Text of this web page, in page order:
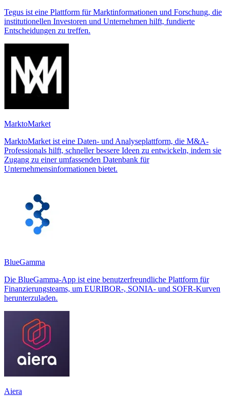
Tegus ist eine Plattform für Marktinformationen und Forschung, die
institutionellen Investoren und Unternehmen hilft, fundierte
Entscheidungen zu treffen.
MarktoMarket
MarktoMarket ist eine Daten- und Analyseplattform, die M&A-
Professionals hilft, schneller bessere Ideen zu entwickeln, indem sie
Zugang zu einer umfassenden Datenbank für
Unternehmensinformationen bietet.
BlueGamma
Die BlueGamma-App ist eine benutzerfreundliche Plattform für
Finanzierungsteams, um EURIBOR-, SONIA- und SOFR-Kurven
herunterzuladen.
Aiera